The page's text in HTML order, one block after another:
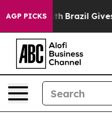
AGP PICKS
to Youth Brazil Gives